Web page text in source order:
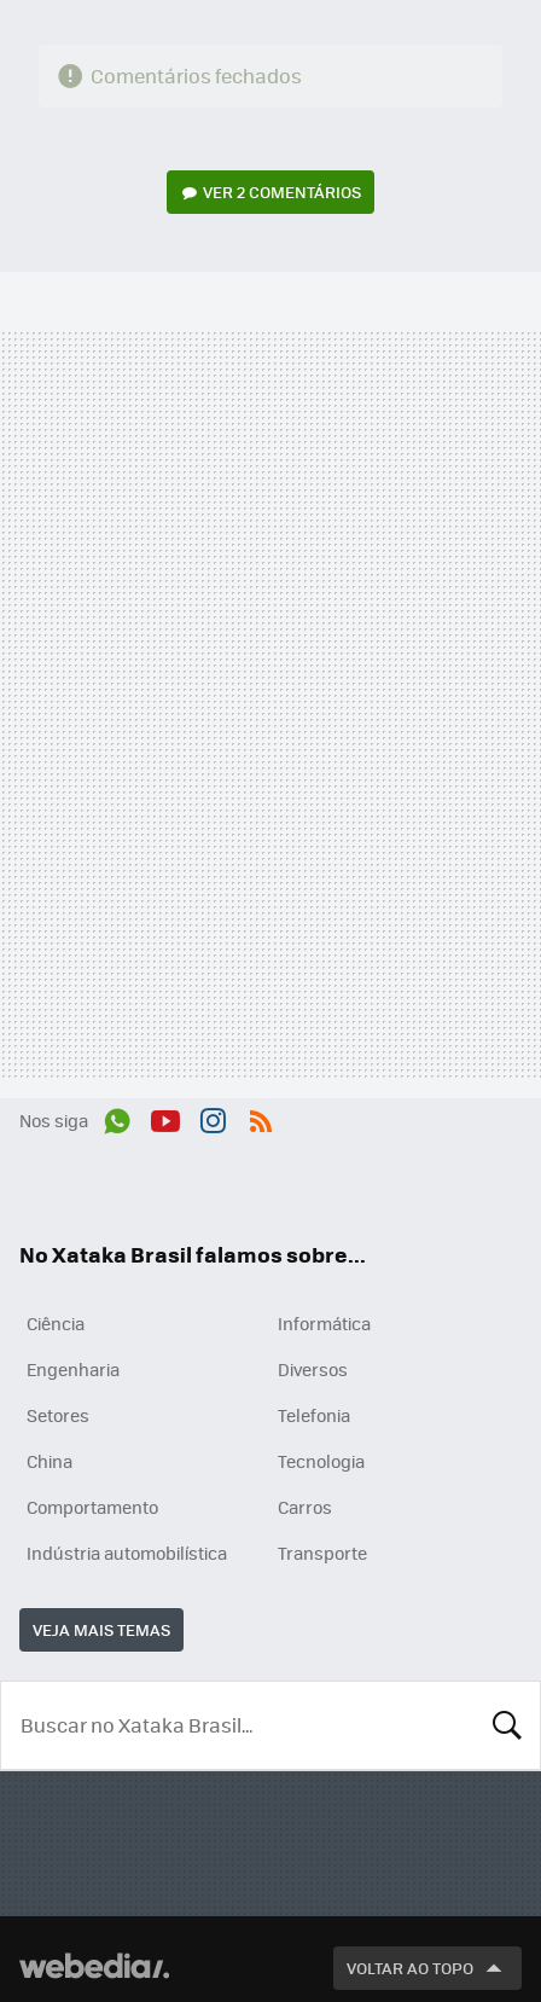
Comentários fechados
VER2 COMENTÁRIOS
Nos siga
No Xataka Brasil falamos sobre...
Ciência
Informática
Engenharia
Diversos
Setores
Telefonia
China
Tecnologia
Comportamento
Carros
Indústria automobilística
Transporte
VEJA MAIS TEMAS
VOLTAR AO TOPO